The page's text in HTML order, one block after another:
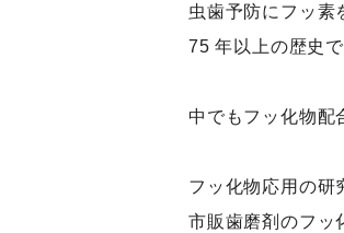
虫歯予防にフッ素
75 年以上の歴史
中でもフッ化物配
フッ化物応用の研
市販歯磨剤のフッ